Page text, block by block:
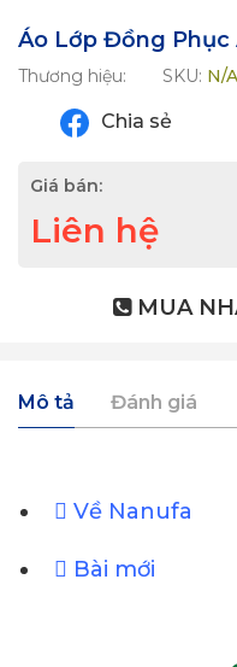
Áo Lớp Đồng Phục
Thương hiệu: SKU: N/A
Chia sẻ
Giá bán:
Liên hệ
MUA
Mô tả Đánh giá
Về Nanufa
Bài mới